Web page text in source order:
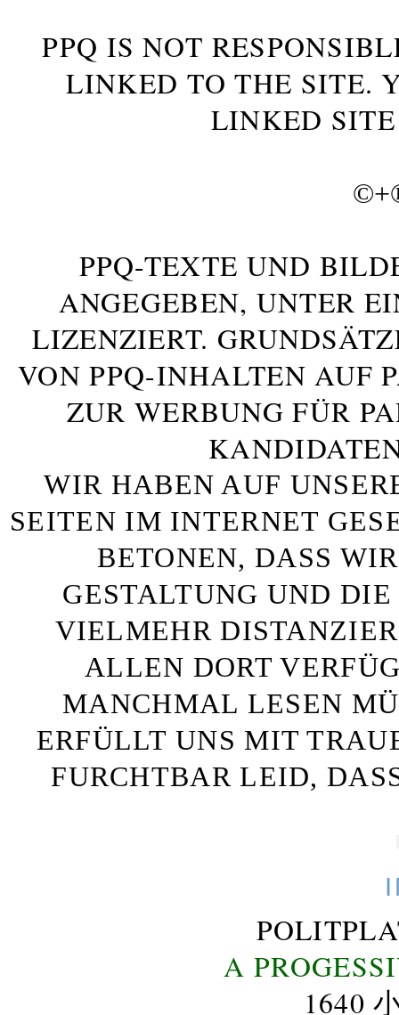
PPQ IS NOT
LINKED TO THE SITE.
LINKED
©+
PPQ-TEXTE UND
ANGEGEBEN, UNTER
LIZENZIERT.
VON PPQ-INHALTEN AUF
ZUR WERBUNG FÜR
WIR HABEN AUF
SEITEN IM INTERNET
BETONEN, DASS
GESTALTUNG UND
VIELMEHR
ALLEN DORT
MANCHMAL LESEN
ERFÜLLT UNS MIT
FURCHTBAR LEID,
A
1640